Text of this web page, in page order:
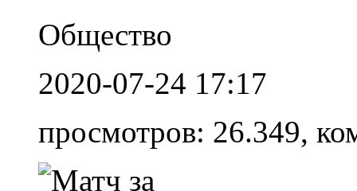
Общество
2020-07-24 17:17
просмотров: 26.349,